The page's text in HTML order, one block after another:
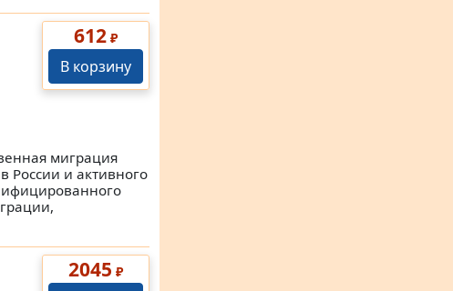
612 ₽
В корзину
миграция
России и активного
2045 ₽